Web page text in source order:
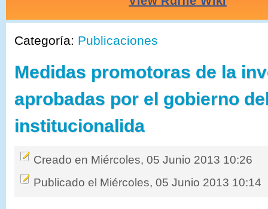
Categoría: Publicaciones
Medidas promotoras de la
aprobadas por el gobierno
institucionalida
Creado en Miércoles, 05 Junio 2013 10:26
Publicado el Miércoles, 05 Junio 2013 10:14